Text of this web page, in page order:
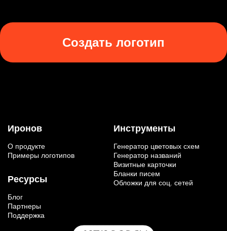
Создать логотип
Иронов
О продукте
Примеры логотипов
Ресурсы
Блог
Партнеры
Поддержка
Инструменты
Генератор цветовых схем
Генератор названий
Визитные карточки
Бланки писем
Обложки для соц. сетей